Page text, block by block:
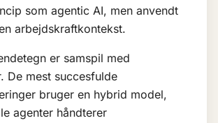
som agentic AI, men anvendt
arbejdskraftkontekst.
er samspil med
De mest succesfulde
bruger en hybrid model,
agenter håndterer